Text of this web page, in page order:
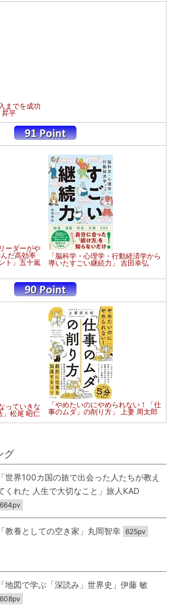
までを成功
昇平
ーダーがや
だ高効率
ト」五十嵐
「脳科学・心理学・行動経済学から
導いたすごい継続力」 吉田幸弘
っていきな
」松尾 昭仁
「やめたいのにやめられない！「仕
事のムダ」の削り方」 上妻 周太郎
グ
「世界100カ国の旅で出会った人たちが教え
くれた 人生で大切なこと」旅人KAD
664pv
「教養としての空き家」丸岡智幸 625pv
「地図で学ぶ「深読み」世界史」伊藤 敏
608pv